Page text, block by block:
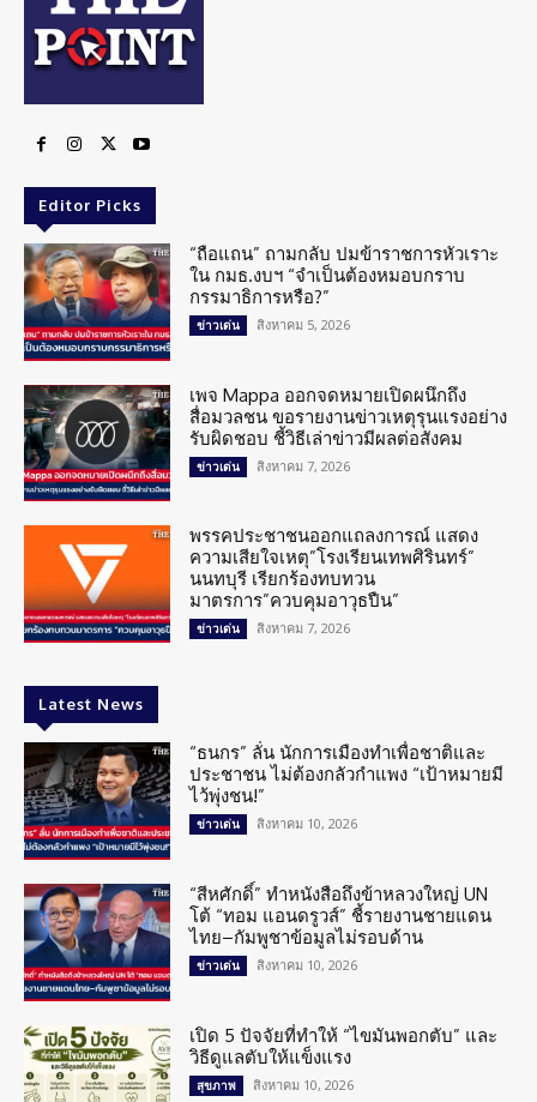
Editor Picks
“ถือแถน” ถามกลับ ปมข้าราชการหัวเราะ
ใน กมธ.งบฯ “จำเป็นต้องหมอบกราบ
กรรมาธิการหรือ?”
ข่าวเด่น สิงหาคม 5, 2026
เพจ Mappa ออกจดหมายเปิดผนึกถึง
สื่อมวลชน ขอรายงานข่าวเหตุรุนแรงอย่าง
รับผิดชอบ ชี้วิธีเล่าข่าวมีผลต่อสังคม
ข่าวเด่น สิงหาคม 7, 2026
พรรคประชาชนออกแถลงการณ์ แสดง
ความเสียใจเหตุ”โรงเรียนเทพศิรินทร์”
นนทบุรี เรียกร้องทบทวน
มาตรการ”ควบคุมอาวุธปืน”
ข่าวเด่น สิงหาคม 7, 2026
Latest News
“ธนกร” ลั่น นักการเมืองทำเพื่อชาติและ
ประชาชน ไม่ต้องกลัวกำแพง “เป้าหมายมี
ไว้พุ่งชน!”
ข่าวเด่น สิงหาคม 10, 2026
“สีหศักดิ์” ทำหนังสือถึงข้าหลวงใหญ่ UN
โต้ “ทอม แอนดรูวส์” ชี้รายงานชายแดน
ไทย–กัมพูชาข้อมูลไม่รอบด้าน
ข่าวเด่น สิงหาคม 10, 2026
เปิด 5 ปัจจัยที่ทำให้ “ไขมันพอกตับ” และ
วิธีดูแลตับให้แข็งแรง
สุขภาพ สิงหาคม 10, 2026